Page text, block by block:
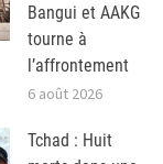
Bangui et AAKG
tourne à
l’affrontement
6 août 2026
Tchad : Huit